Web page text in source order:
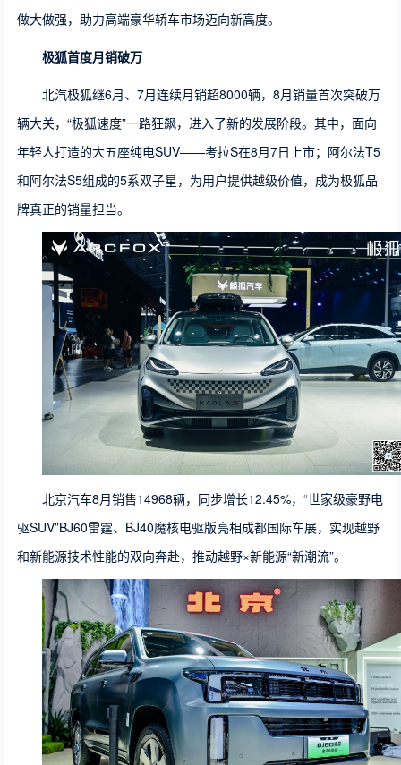
做大做强，助力高端豪华轿车市场迈向新高度。
极狐首度月销破万
北汽极狐继6月、7月连续月销超8000辆，8月销量首次突破万
辆大关，“极狐速度”一路狂飙，进入了新的发展阶段。其中，面向
年轻人打造的大五座纯电SUV——考拉S在8月7日上市；阿尔法T5
和阿尔法S5组成的5系双子星，为用户提供越级价值，成为极狐品
牌真正的销量担当。
北京汽车8月销售14968辆，同步增长12.45%，“世家级豪野电
驱SUV”BJ60雷霆、BJ40魔核电驱版亮相成都国际车展，实现越野
和新能源技术性能的双向奔赴，推动越野×新能源“新潮流”。